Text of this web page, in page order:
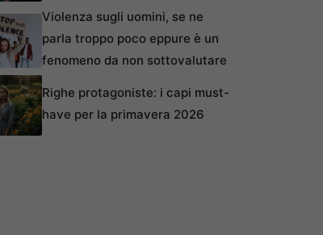
Violenza sugli uomini, se ne
parla troppo poco eppure è un
fenomeno da non sottovalutare
Righe protagoniste: i capi must-
have per la primavera 2026